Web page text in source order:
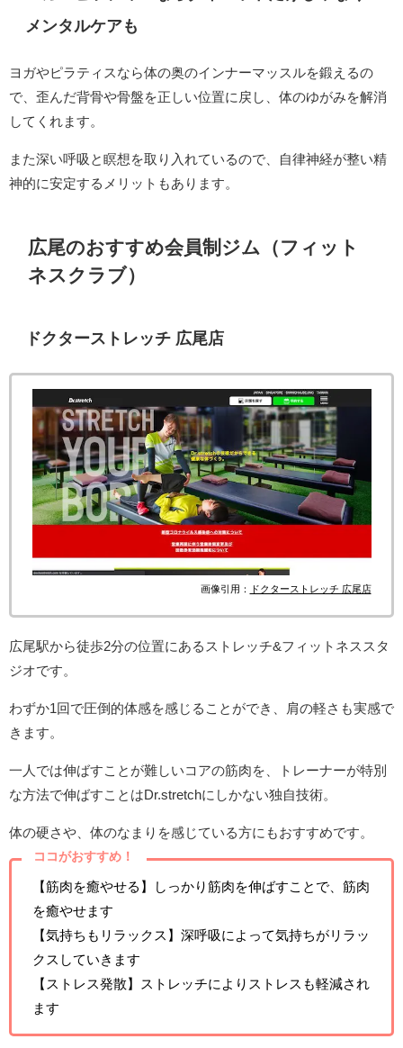
メンタルケアも
ヨガやピラティスなら体の奥のインナーマッスルを鍛えるの
で、歪んだ背骨や骨盤を正しい位置に戻し、体のゆがみを解消
してくれます。
また深い呼吸と瞑想を取り入れているので、自律神経が整い精
神的に安定するメリットもあります。
広尾のおすすめ会員制ジム（フィット
ネスクラブ）
ドクターストレッチ 広尾店
画像引用： ドクターストレッチ 広尾店
広尾駅から徒歩2分の位置にあるストレッチ&フィットネススタ
ジオです。
わずか1回で圧倒的体感を感じることができ、肩の軽さも実感で
きます。
一人では伸ばすことが難しいコアの筋肉を、トレーナーが特別
な方法で伸ばすことはDr.stretchにしかない独自技術。
体の硬さや、体のなまりを感じている方にもおすすめです。
ココがおすすめ！
【筋肉を癒やせる】しっかり筋肉を伸ばすことで、筋肉
を癒やせます
【気持ちもリラックス】深呼吸によって気持ちがリラッ
クスしていきます
【ストレス発散】ストレッチによりストレスも軽減され
ます